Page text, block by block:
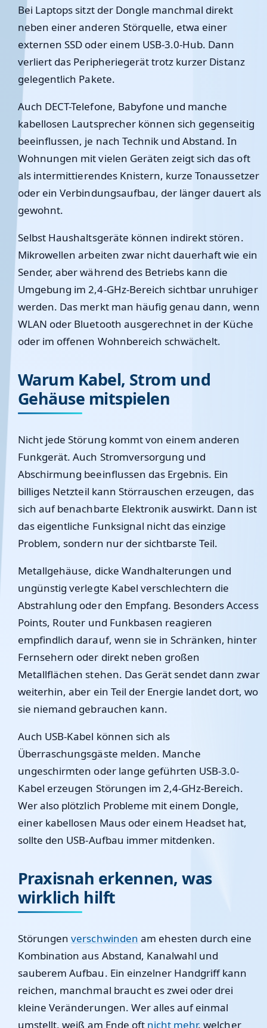
Bei Laptops sitzt der Dongle manchmal direkt
neben einer anderen Störquelle, etwa einer
externen SSD oder einem USB-3.0-Hub. Dann
verliert das Peripheriegerät trotz kurzer Distanz
gelegentlich Pakete.
Auch DECT-Telefone, Babyfone und manche
kabellosen Lautsprecher können sich gegenseitig
beeinflussen, je nach Technik und Abstand. In
Wohnungen mit vielen Geräten zeigt sich das oft
als intermittierendes Knistern, kurze Tonaussetzer
oder ein Verbindungsaufbau, der länger dauert als
gewohnt.
Selbst Haushaltsgeräte können indirekt stören.
Mikrowellen arbeiten zwar nicht dauerhaft wie ein
Sender, aber während des Betriebs kann die
Umgebung im 2,4-GHz-Bereich sichtbar unruhiger
werden. Das merkt man häufig genau dann, wenn
WLAN oder Bluetooth ausgerechnet in der Küche
oder im offenen Wohnbereich schwächelt.
Warum Kabel, Strom und
Gehäuse mitspielen
Nicht jede Störung kommt von einem anderen
Funkgerät. Auch Stromversorgung und
Abschirmung beeinflussen das Ergebnis. Ein
billiges Netzteil kann Störrauschen erzeugen, das
sich auf benachbarte Elektronik auswirkt. Dann ist
das eigentliche Funksignal nicht das einzige
Problem, sondern nur der sichtbarste Teil.
Metallgehäuse, dicke Wandhalterungen und
ungünstig verlegte Kabel verschlechtern die
Abstrahlung oder den Empfang. Besonders Access
Points, Router und Funkbasen reagieren
empfindlich darauf, wenn sie in Schränken, hinter
Fernsehern oder direkt neben großen
Metallflächen stehen. Das Gerät sendet dann zwar
weiterhin, aber ein Teil der Energie landet dort, wo
sie niemand gebrauchen kann.
Auch USB-Kabel können sich als
Überraschungsgäste melden. Manche
ungeschirmten oder lange geführten USB-3.0-
Kabel erzeugen Störungen im 2,4-GHz-Bereich.
Wer also plötzlich Probleme mit einem Dongle,
einer kabellosen Maus oder einem Headset hat,
sollte den USB-Aufbau immer mitdenken.
Praxisnah erkennen, was
wirklich hilft
Störungenverschwinden am ehesten durch eine
Kombination aus Abstand, Kanalwahl und
sauberem Aufbau. Ein einzelner Handgriff kann
reichen, manchmal braucht es zwei oder drei
kleine Veränderungen. Wer alles auf einmal
umstellt, weiß am Ende oft nicht mehr, welcher